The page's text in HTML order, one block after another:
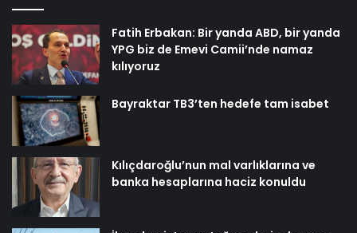
Fatih Erbakan: Bir yanda ABD, bir yanda
YPG biz de Emevi Camii’nde namaz
kılıyoruz
Bayraktar TB3’ten hedefe tam isabet
Kılıçdaroğlu’nun mal varlıklarına ve
banka hesaplarına haciz konuldu